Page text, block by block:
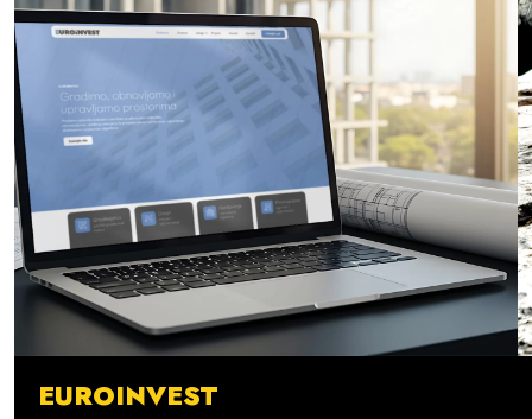
EUROINVEST